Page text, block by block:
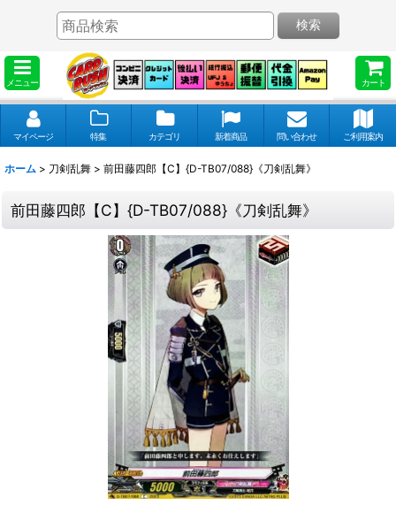
メニュー カート
検索
マイページ 特集 カテゴリ 新着商品 問い合わせ ご利用案内
ホーム > 刀剣乱舞 > 前田藤四郎【C】{D-TB07/088}《刀剣乱舞》
前田藤四郎【C】{D-TB07/088}《刀剣乱舞》